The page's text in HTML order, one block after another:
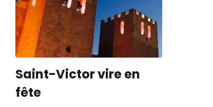
Saint-Victor vire en
fête